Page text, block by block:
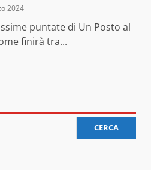
2024
puntate di Un Posto al
finirà tra...
CERCA